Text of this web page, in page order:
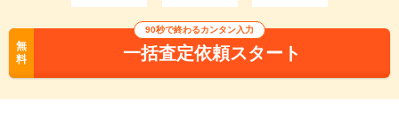
無
料
90秒で終わるカンタン入力
一括査定依頼スタート